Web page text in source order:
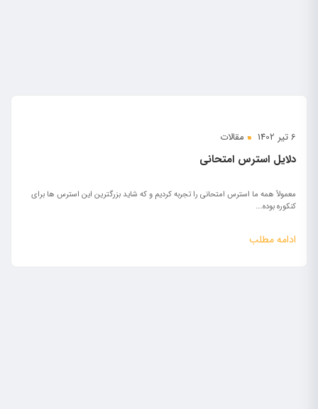
6 تیر 1402 مقالات
دلایل استرس امتحانی
معمولاً همه ما استرس امتحانی را تجربه کردیم و که شاید بزرگترین این استرس ها برای
کنکوره بوده.…
ادامه مطلب